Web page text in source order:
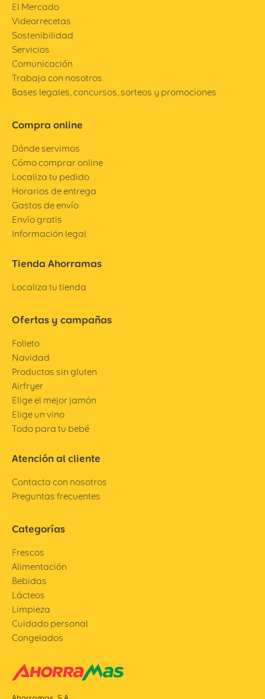
El Mercado
Videorrecetas
Sostenibilidad
Servicios
Comunicación
Trabaja con nosotros
Bases legales, concursos, sorteos y promociones
Compra online
Dónde servimos
Cómo comprar online
Localiza tu pedido
Horarios de entrega
Gastos de envío
Envío gratis
Información legal
Tienda Ahorramas
Localiza tu tienda
Ofertas y campañas
Folleto
Navidad
Productos sin gluten
Airfryer
Elige el mejor jamón
Elige un vino
Todo para tu bebé
Atención al cliente
Contacta con nosotros
Preguntas frecuentes
Categorías
Frescos
Alimentación
Bebidas
Lácteos
Limpieza
Cuidado personal
Congelados